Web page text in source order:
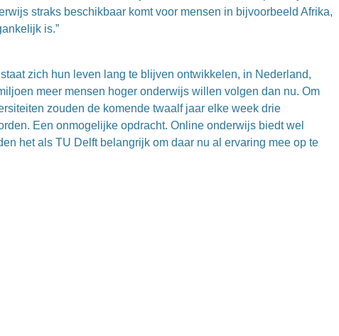
straks beschikbaar komt voor mensen in bijvoorbeeld Afrika,
is.”
zich hun leven lang te blijven ontwikkelen, in Nederland,
meer mensen hoger onderwijs willen volgen dan nu. Om
zouden de komende twaalf jaar elke week drie
Een onmogelijke opdracht. Online onderwijs biedt wel
het als TU Delft belangrijk om daar nu al ervaring mee op te